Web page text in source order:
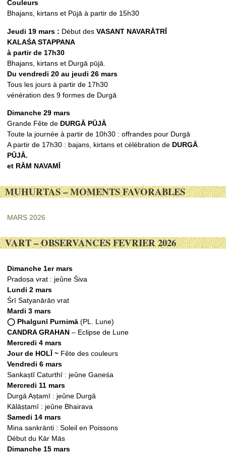
Couleurs
Bhajans, kirtans et Pūjā à partir de 15h30
Jeudi 19 mars : Début desVASANT NAVARᾹTRĪ
KALAŚA STAPPANA
à partir de 17h30
Bhajans, kirtans et Durgā pūjā.
Du vendredi 20 au jeudi 26 mars
Tous les jours à partir de 17h30
vénération des 9 formes de Durgā
Dimanche 29 mars
Grande Fête de DURGᾹ PŪJᾹ
Toute la journée à partir de 10h30 : offrandes pour Durgā
A partir de 17h30 : bajans, kirtans et célébration de DURGᾹ
PŪJᾹ.
et RᾹM NAVAMĪ
MUHURTAS – MOMENTS FAVORABLES
MARS 2026
VART – OBSERVANCES FEVRIER 2026
Dimanche 1er mars
Pradoṣa vrat : jeûne Śiva
Lundi 2 mars
Śrī Satyanārāṇ vrat
Mardi 3 mars
◯ Phalgunī Purnimā(PL. Lune)
CANDRA GRAHAN – Eclipse de Lune
Mercredi 4 mars
Jour de HOLĪ ~ Fête des couleurs
Vendredi 6 mars
Sankaṣtī Caturthī : jeûne Gaṇeśa
Mercredi 11 mars
Durgā Aṣṭamī : jeûne Durgā
Kālāṣṭamī : jeûne Bhairava
Samedi 14 mars
Mina sankrānti : Soleil en Poissons
Début du Kār Mās
Dimanche 15 mars